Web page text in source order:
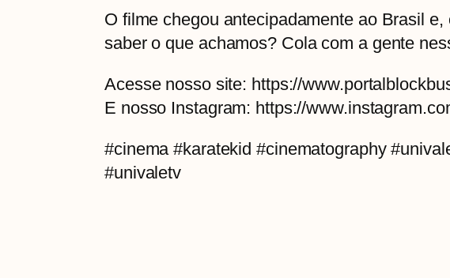
O filme chegou antecipadamente ao Brasil
saber o que achamos? Cola com a gente
Acesse nosso site: https://
E nosso Instagram: https://
#cinema #karatekid #cinematography
#univaletv